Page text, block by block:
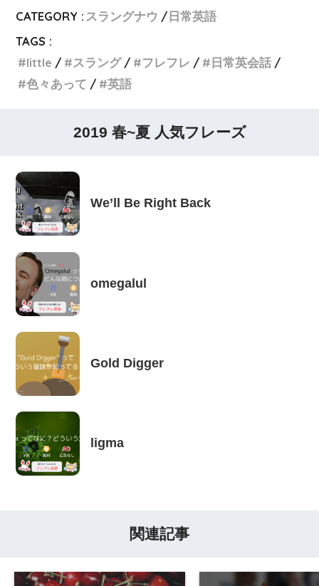
CATEGORY : スラングナウ
日常英語
TAGS :
little
スラング フレフレ
日常英会話
色々あって
英語
2019 春~夏 人気フレーズ
We’ll Be Right Back
omegalul
Gold Digger
ligma
関連記事